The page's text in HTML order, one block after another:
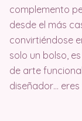
complemento
desde el más
convirtiéndose
solo un bolso,
de arte
diseñador… eres